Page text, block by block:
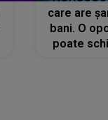
care are
bani. O
poate